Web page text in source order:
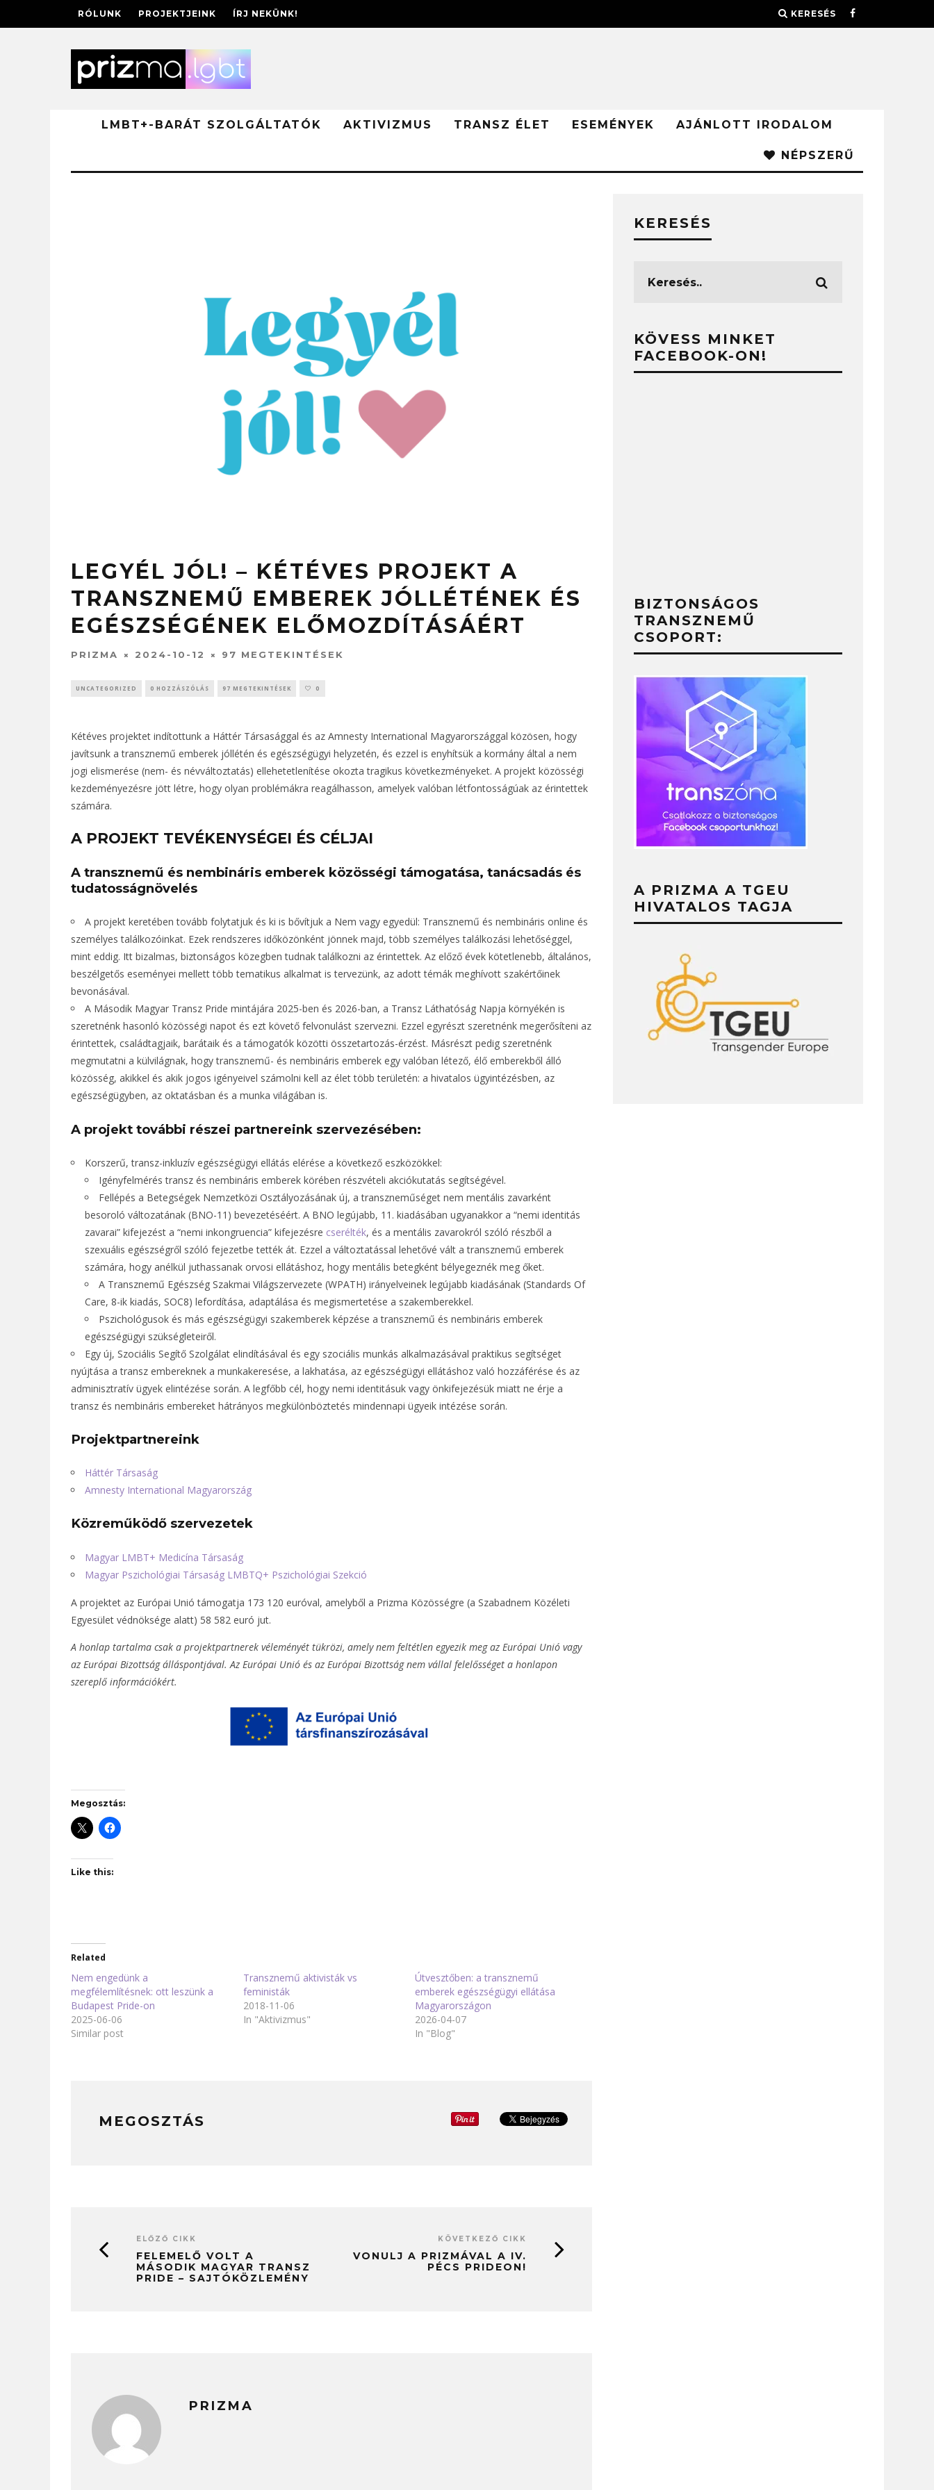
RÓLUNK PROJEKTJEINK ÍRJ NEKÜNK! KERESÉS
LMBT+-BARÁT SZOLGÁLTATÓK AKTIVIZMUS TRANSZ ÉLET ESEMÉNYEK AJÁNLOTT IRODALOM
NÉPSZERŰ
LEGYÉL JÓL! – KÉTÉVES PROJEKT A
TRANSZNEMŰ EMBEREK JÓLLÉTÉNEK ÉS
EGÉSZSÉGÉNEK ELŐMOZDÍTÁSÁÉRT
PRIZMA 2024-10-12 97 MEGTEKINTÉSEK
UNCATEGORIZED 0 HOZZÁSZÓLÁS 97 MEGTEKINTÉSEK 0
Kétéves projektet indítottunk a Háttér Társasággal és az Amnesty International Magyarországgal közösen, hogy
javítsunk a transznemű emberek jóllétén és egészségügyi helyzetén, és ezzel is enyhítsük a kormány által a nem
jogi elismerése (nem- és névváltoztatás) ellehetetlenítése okozta tragikus következményeket. A projekt közösségi
kezdeményezésre jött létre, hogy olyan problémákra reagálhasson, amelyek valóban létfontosságúak az érintettek
számára.
A PROJEKT TEVÉKENYSÉGEI ÉS CÉLJAI
A transznemű és nembináris emberek közösségi támogatása, tanácsadás és
tudatosságnövelés
A projekt keretében tovább folytatjuk és ki is bővítjuk a Nem vagy egyedül: Transznemű és nembináris online és
személyes találkozóinkat. Ezek rendszeres időközönként jönnek majd, több személyes találkozási lehetőséggel,
mint eddig. Itt bizalmas, biztonságos közegben tudnak találkozni az érintettek. Az előző évek kötetlenebb, általános,
beszélgetős eseményei mellett több tematikus alkalmat is tervezünk, az adott témák meghívott szakértőinek
bevonásával.
A Második Magyar Transz Pride mintájára 2025-ben és 2026-ban, a Transz Láthatóság Napja környékén is
szeretnénk hasonló közösségi napot és ezt követő felvonulást szervezni. Ezzel egyrészt szeretnénk megerősíteni az
érintettek, családtagjaik, barátaik és a támogatók közötti összetartozás-érzést. Másrészt pedig szeretnénk
megmutatni a külvilágnak, hogy transznemű- és nembináris emberek egy valóban létező, élő emberekből álló
közösség, akikkel és akik jogos igényeivel számolni kell az élet több területén: a hivatalos ügyintézésben, az
egészségügyben, az oktatásban és a munka világában is.
A projekt további részei partnereink szervezésében:
Korszerű, transz-inkluzív egészségügyi ellátás elérése a következő eszközökkel:
Igényfelmérés transz és nembináris emberek körében részvételi akciókutatás segítségével.
Fellépés a Betegségek Nemzetközi Osztályozásának új, a transzneműséget nem mentális zavarként
besoroló változatának (BNO-11) bevezetéséért. A BNO legújabb, 11. kiadásában ugyanakkor a “nemi identitás
zavarai” kifejezést a “nemi inkongruencia” kifejezésre cserélték, és a mentális zavarokról szóló részből a
szexuális egészségről szóló fejezetbe tették át. Ezzel a változtatással lehetővé vált a transznemű emberek
számára, hogy anélkül juthassanak orvosi ellátáshoz, hogy mentális betegként bélyegeznék meg őket.
A Transznemű Egészség Szakmai Világszervezete (WPATH) irányelveinek legújabb kiadásának (Standards Of
Care, 8-ik kiadás, SOC8) lefordítása, adaptálása és megismertetése a szakemberekkel.
Pszichológusok és más egészségügyi szakemberek képzése a transznemű és nembináris emberek
egészségügyi szükségleteiről.
Egy új, Szociális Segítő Szolgálat elindításával és egy szociális munkás alkalmazásával praktikus segítséget
nyújtása a transz embereknek a munkakeresése, a lakhatása, az egészségügyi ellátáshoz való hozzáférése és az
adminisztratív ügyek elintézése során. A legfőbb cél, hogy nemi identitásuk vagy önkifejezésük miatt ne érje a
transz és nembináris embereket hátrányos megkülönböztetés mindennapi ügyeik intézése során.
Projektpartnereink
Háttér Társaság
Amnesty International Magyarország
Közreműködő szervezetek
Magyar LMBT+ Medicína Társaság
Magyar Pszichológiai Társaság LMBTQ+ Pszichológiai Szekció
A projektet az Európai Unió támogatja 173 120 euróval, amelyből a Prizma Közösségre (a Szabadnem Közéleti
Egyesület védnöksége alatt) 58 582 euró jut.
A honlap tartalma csak a projektpartnerek véleményét tükrözi, amely nem feltétlen egyezik meg az Európai Unió vagy
az Európai Bizottság álláspontjával. Az Európai Unió és az Európai Bizottság nem vállal felelősséget a honlapon
szereplő információkért.
Megosztás:
Like this:
Related
Nem engedünk a
megfélemlítésnek: ott leszünk a
Budapest Pride-on
2025-06-06
Similar post
Transznemű aktivisták vs
feministák
2018-11-06
In "Aktivizmus"
Útvesztőben: a transznemű
emberek egészségügyi ellátása
Magyarországon
2026-04-07
In "Blog"
MEGOSZTÁS
ELŐZŐ CIKK
FELEMELŐ VOLT A
MÁSODIK MAGYAR TRANSZ
PRIDE – SAJTÓKÖZLEMÉNY
KÖVETKEZŐ CIKK
VONULJ A PRIZMÁVAL A IV.
PÉCS PRIDEON!
PRIZMA
KERESÉS
KÖVESS MINKET
FACEBOOK-ON!
BIZTONSÁGOS
TRANSZNEMŰ
CSOPORT:
A PRIZMA A TGEU
HIVATALOS TAGJA